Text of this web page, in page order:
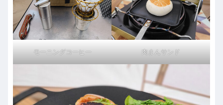
モーニングコーヒー 肉まんサンド